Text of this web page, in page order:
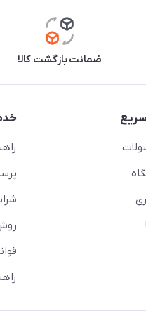
ضمانت بازگشت کالا